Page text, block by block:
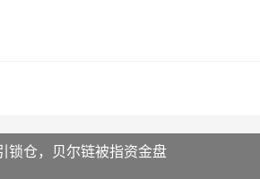
锁仓，贝尔链被指资金盘